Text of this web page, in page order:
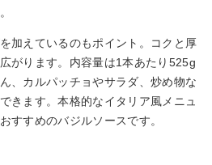
加えているのもポイント。コクと厚
がります。内容量は1本あたり525g
、カルパッチョやサラダ、炒め物な
きます。本格的なイタリア風メニュ
すすめのバジルソースです。